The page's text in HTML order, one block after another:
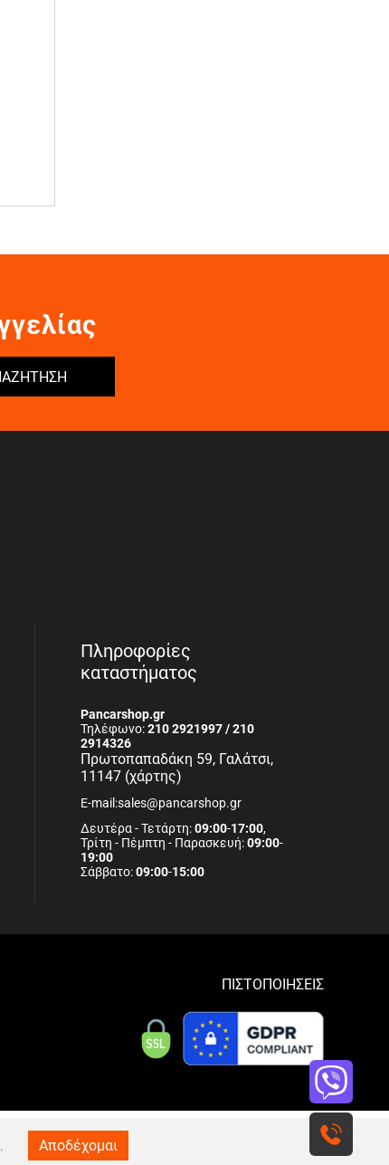
Αποδέχομαι
Πληροφορίες
καταστήματος
Pancarshop.gr
Τηλέφωνο:210 2921997 / 210
2914326
Πρωτοπαπαδάκη 59, Γαλάτσι,
11147 (χάρτης)
E-mail:sales@pancarshop.gr
Δευτέρα - Τετάρτη:09:00-17:00,
Τρίτη - Πέμπτη - Παρασκευή:09:00-
19:00
Σάββατο:09:00-15:00
ΠΙΣΤΟΠΟΙΗΣΕΙΣ